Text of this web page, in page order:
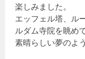
楽しみました。
エッフェル塔、ル
ルダム寺院を眺めて
素晴らしい夢のよ